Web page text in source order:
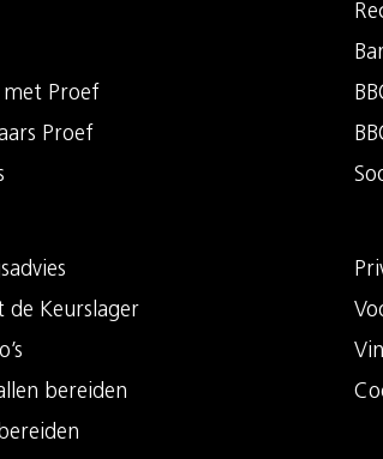
met Proef
Proef
de Keurslager
bereiden